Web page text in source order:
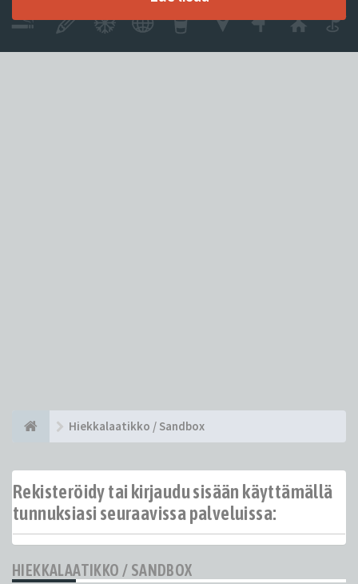
Hiekkalaatikko / Sandbox
Rekisteröidy tai kirjaudu sisään käyttämällä
tunnuksiasi seuraavissa palveluissa:
HIEKKALAATIKKO / SANDBOX